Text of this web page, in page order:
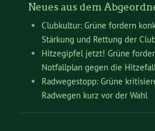
Neues aus dem
Clubkultur: Grüne fordern
Stärkung und Rettung der
Hitzegipfel jetzt! Grüne
Notfallplan gegen die
Radwegestopp: Grüne
Radwegen kurz vor der Wahl